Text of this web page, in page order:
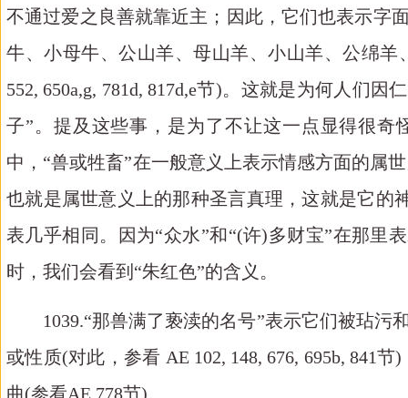
不通过爱之良善就靠近主；因此，它们也表示字
牛、小母牛、公山羊、母山羊、小山羊、公绵羊
552, 650a,g, 781d, 817d,e节)。这就是为何人们因
子”。提及这些事，是为了不让这一点显得很
中，“兽或牲畜”在一般意义上表示情感方面的属
也就是属世意义上的那种圣言真理，这就是它的
表几乎相同。因为“众水”和“(许)多财宝”在那里
时，我们会看到“朱红色”的含义。
1039.“那兽满了亵渎的名号”表示它们被玷污
或性质(对此， 参看 AE 102, 148, 676, 695b, 841节)
曲(参看AE 778节)。